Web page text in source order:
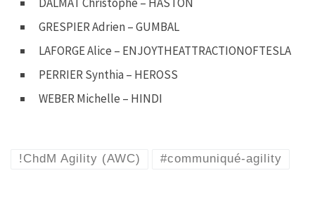
GRESPIER Adrien – GUMBAL
LAFORGE Alice – ENJOYTHEATTRACTIONOFTESLA
PERRIER Synthia – HEROSS
WEBER Michelle – HINDI
!ChdM Agility (AWC) #communiqué-agility